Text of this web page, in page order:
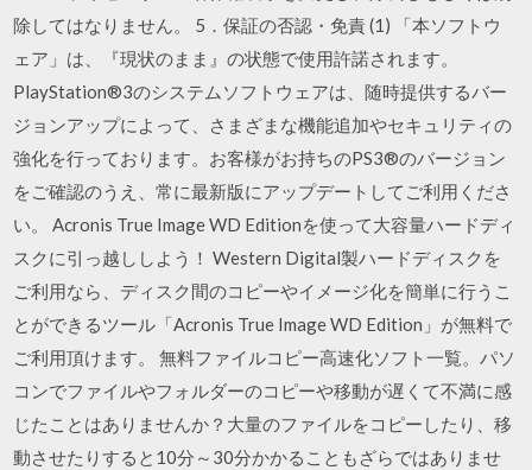
除してはなりません。 5．保証の否認・免責 (1) 「本ソフトウ
ェア」は、『現状のまま』の状態で使用許諾されます。
PlayStation®3のシステムソフトウェアは、随時提供するバー
ジョンアップによって、さまざまな機能追加やセキュリティの
強化を行っております。お客様がお持ちのPS3®のバージョン
をご確認のうえ、常に最新版にアップデートしてご利用くださ
い。 Acronis True Image WD Editionを使って大容量ハードディ
スクに引っ越ししよう！ Western Digital製ハードディスクを
ご利用なら、ディスク間のコピーやイメージ化を簡単に行うこ
とができるツール「Acronis True Image WD Edition」が無料で
ご利用頂けます。 無料ファイルコピー高速化ソフト一覧。パソ
コンでファイルやフォルダーのコピーや移動が遅くて不満に感
じたことはありませんか？大量のファイルをコピーしたり、移
動させたりすると10分～30分かかることもざらではありませ